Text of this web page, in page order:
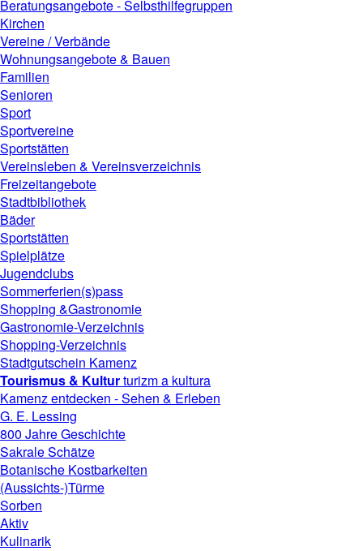
Beratungsangebote - Selbsthilfegruppen
Kirchen
Vereine / Verbände
Wohnungsangebote & Bauen
Familien
Senioren
Sport
Sportvereine
Sportstätten
Vereinsleben & Vereinsverzeichnis
Freizeitangebote
Stadtbibliothek
Bäder
Sportstätten
Spielplätze
Jugendclubs
Sommerferien(s)pass
Shopping &Gastronomie
Gastronomie-Verzeichnis
Shopping-Verzeichnis
Stadtgutschein Kamenz
Tourismus & Kulturturizm a kultura
Kamenz entdecken - Sehen & Erleben
G. E. Lessing
800 Jahre Geschichte
Sakrale Schätze
Botanische Kostbarkeiten
(Aussichts-)Türme
Sorben
Aktiv
Kulinarik